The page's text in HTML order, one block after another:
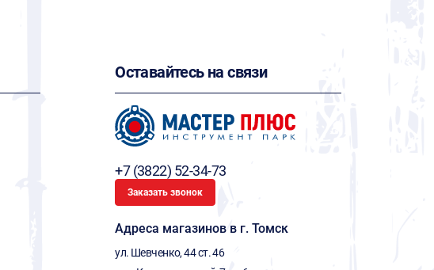
Оставайтесь на связи
+7 (3822) 52-34-73
Заказать звонок
Адреса магазинов в г. Томск
ул. Шевченко, 44 ст. 46